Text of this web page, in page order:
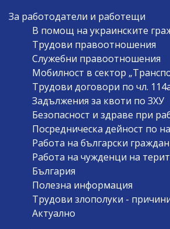
За работодатели и работещи
В помощ на украинските
Трудови правоотношения
Служебни правоотношения
Мобилност в сектор
Трудови договори по чл.
Задължения за квоти по ЗХУ
Безопасност и здраве при
Посредническа дейност по
Работа на български
Работа на чужденци на
България
Полезна информация
Трудови злополуки -
Актуално